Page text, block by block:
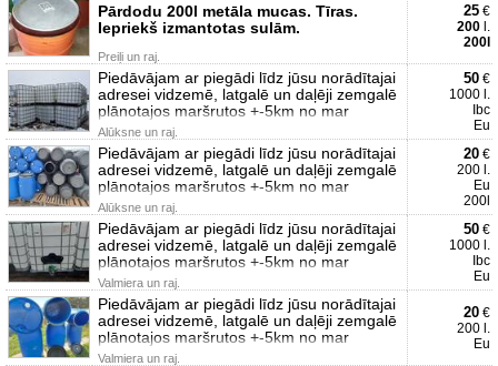
Pārdodu 200l metāla mucas. Tīras.
Iepriekš izmantotas sulām.
Preiļi un raj.
25 €
200 l.
200l
Piedāvājam ar piegādi līdz jūsu norādītajai
adresei vidzemē, latgalē un daļēji zemgalē
plānotajos maršrutos +-5km no mar
Alūksne un raj.
50 €
1000 l.
Ibc
Eu
Piedāvājam ar piegādi līdz jūsu norādītajai
adresei vidzemē, latgalē un daļēji zemgalē
plānotajos maršrutos +-5km no mar
Alūksne un raj.
20 €
200 l.
Eu
200l
Piedāvājam ar piegādi līdz jūsu norādītajai
adresei vidzemē, latgalē un daļēji zemgalē
plānotajos maršrutos +-5km no mar
Valmiera un raj.
50 €
1000 l.
Ibc
Eu
Piedāvājam ar piegādi līdz jūsu norādītajai
adresei vidzemē, latgalē un daļēji zemgalē
plānotajos maršrutos +-5km no mar
Valmiera un raj.
20 €
200 l.
Eu